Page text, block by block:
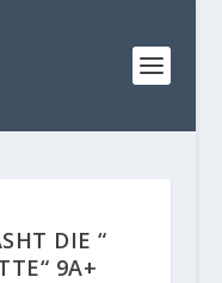
DIE “
9A+